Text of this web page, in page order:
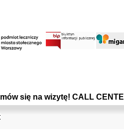
wizytę! CALL CENTER: 22-